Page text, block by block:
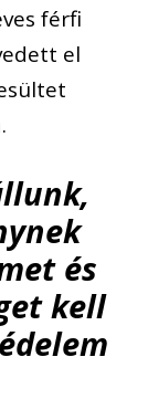
férfi
el
és
kell